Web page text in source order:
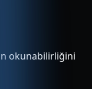
okunabilirliğini